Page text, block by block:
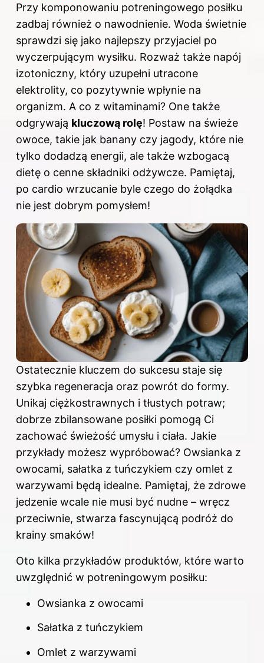
Przy komponowaniu potreningowego posiłku
zadbaj również o nawodnienie. Woda świetnie
sprawdzi się jako najlepszy przyjaciel po
wyczerpującym wysiłku. Rozważ także napój
izotoniczny, który uzupełni utracone
elektrolity, co pozytywnie wpłynie na
organizm. A co z witaminami? One także
odgrywają kluczową rolę! Postaw na świeże
owoce, takie jak banany czy jagody, które nie
tylko dodadzą energii, ale także wzbogacą
dietę o cenne składniki odżywcze. Pamiętaj,
po cardio wrzucanie byle czego do żołądka
nie jest dobrym pomysłem!
Ostatecznie kluczem do sukcesu staje się
szybka regeneracja oraz powrót do formy.
Unikaj ciężkostrawnych i tłustych potraw;
dobrze zbilansowane posiłki pomogą Ci
zachować świeżość umysłu i ciała. Jakie
przykłady możesz wypróbować? Owsianka z
owocami, sałatka z tuńczykiem czy omlet z
warzywami będą idealne. Pamiętaj, że zdrowe
jedzenie wcale nie musi być nudne – wręcz
przeciwnie, stwarza fascynującą podróż do
krainy smaków!
Oto kilka przykładów produktów, które warto
uwzględnić w potreningowym posiłku:
Owsianka z owocami
Sałatka z tuńczykiem
Omlet z warzywami